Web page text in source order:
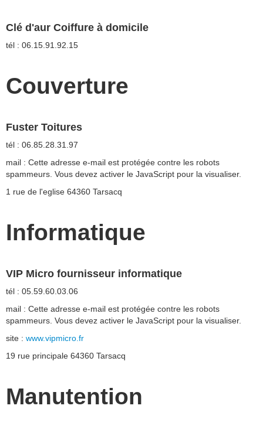
Clé d'aur Coiffure à domicile
tél : 06.15.91.92.15
Couverture
Fuster Toitures
tél : 06.85.28.31.97
mail : Cette adresse e-mail est protégée contre les robots
spammeurs. Vous devez activer le JavaScript pour la visualiser.
1 rue de l'eglise 64360 Tarsacq
Informatique
VIP Micro fournisseur informatique
tél : 05.59.60.03.06
mail : Cette adresse e-mail est protégée contre les robots
spammeurs. Vous devez activer le JavaScript pour la visualiser.
site : www.vipmicro.fr
19 rue principale 64360 Tarsacq
Manutention